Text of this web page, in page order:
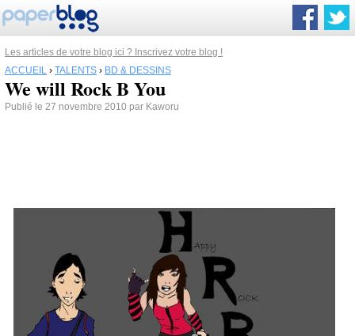
Les articles de votre blog ici ? Inscrivez votre blog !
ACCUEIL › TALENTS › BD & DESSINS
We will Rock B You
Publié le 27 novembre 2010 par Kaworu